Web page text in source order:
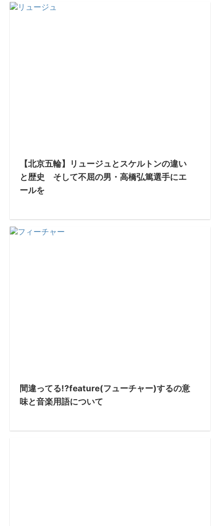
【北京五輪】リュージュとスケルトンの違い
と歴史 そして不屈の男・高橋弘篤選手にエ
ールを
間違ってる!?feature(フューチャー)するの意
味と音楽用語について